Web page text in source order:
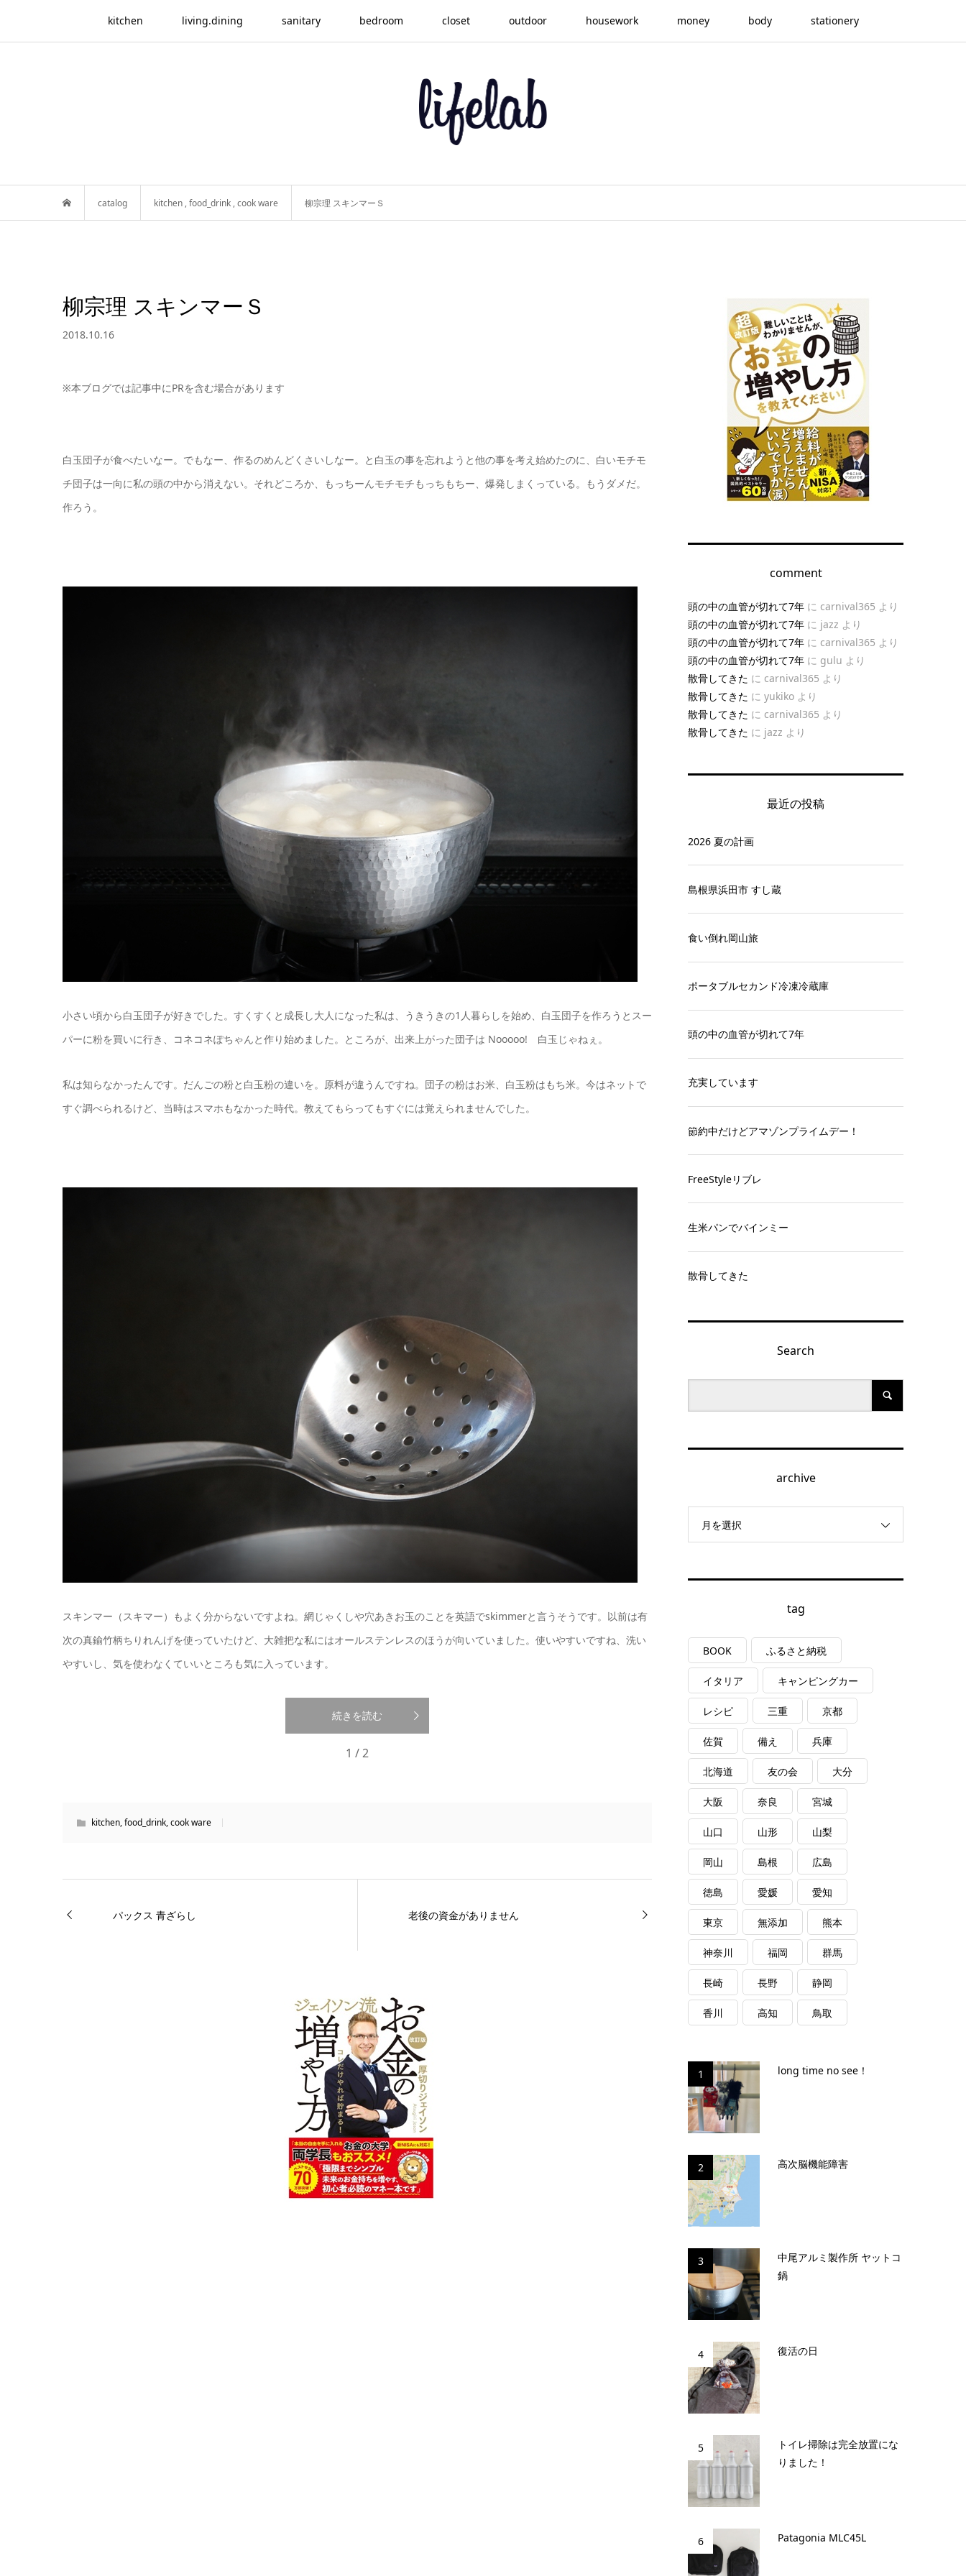
kitchen living.dining sanitary bedroom closet outdoor housework money body stationery
catalog kitchen ,food_drink ,cook ware 柳宗理 スキンマーＳ
柳宗理 スキンマーＳ
2018.10.16
※本ブログでは記事中にPRを含む場合があります
白玉団子が食べたいなー。でもなー、作るのめんどくさいしなー。と白玉の事を忘れようと他の事を考え始めたのに、白いモチモ
チ団子は一向に私の頭の中から消えない。それどころか、もっちーんモチモチもっちもちー、爆発しまくっている。もうダメだ。
作ろう。
小さい頃から白玉団子が好きでした。すくすくと成長し大人になった私は、うきうきの1人暮らしを始め、白玉団子を作ろうとスー
パーに粉を買いに行き、コネコネぽちゃんと作り始めました。ところが、出来上がった団子は Nooooo! 白玉じゃねぇ。
私は知らなかったんです。だんごの粉と白玉粉の違いを。原料が違うんですね。団子の粉はお米、白玉粉はもち米。今はネットで
すぐ調べられるけど、当時はスマホもなかった時代。教えてもらってもすぐには覚えられませんでした。
スキンマー（スキマー）もよく分からないですよね。網じゃくしや穴あきお玉のことを英語でskimmerと言うそうです。以前は有
次の真鍮竹柄ちりれんげを使っていたけど、大雑把な私にはオールステンレスのほうが向いていました。使いやすいですね、洗い
やすいし、気を使わなくていいところも気に入っています。
続きを読む
1 / 2
kitchen,food_drink,cook ware
パックス 青ざらし 老後の資金がありません
comment
頭の中の血管が切れて7年 に carnival365 より
頭の中の血管が切れて7年 に jazz より
頭の中の血管が切れて7年 に carnival365 より
頭の中の血管が切れて7年 に gulu より
散骨してきた に carnival365 より
散骨してきた に yukiko より
散骨してきた に carnival365 より
散骨してきた に jazz より
最近の投稿
2026 夏の計画
島根県浜田市 すし蔵
食い倒れ岡山旅
ポータブルセカンド冷凍冷蔵庫
頭の中の血管が切れて7年
充実しています
節約中だけどアマゾンプライムデー！
FreeStyleリブレ
生米パンでバインミー
散骨してきた
Search
archive
月を選択
tag
BOOK ふるさと納税
イタリア キャンピングカー
レシピ 三重 京都
佐賀 備え 兵庫
北海道 友の会 大分
大阪 奈良 宮城
山口 山形 山梨
岡山 島根 広島
徳島 愛媛 愛知
東京 無添加 熊本
神奈川 福岡 群馬
長崎 長野 静岡
香川 高知 鳥取
1 long time no see！
2 高次脳機能障害
3
中尾アルミ製作所 ヤットコ
鍋
4 復活の日
5
トイレ掃除は完全放置にな
りました！
6 Patagonia MLC45L